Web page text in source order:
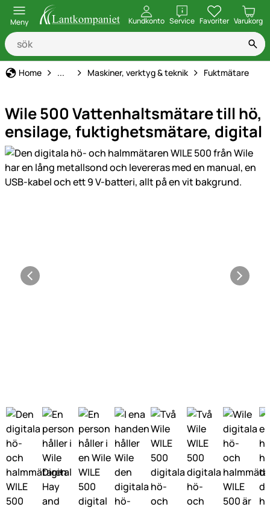
Meny Kundkonto ServiceöppnaFavoriter Varukorg
Home Hem, gård & stall
... Maskiner, verktyg & teknik Fuktmätare
Wile 500 Vattenhaltsmätare till hö,
ensilage, fuktighetsmätare, digital
Produktgaleri